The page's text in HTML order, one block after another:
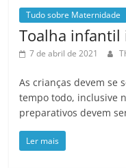
Tudo sobre Maternidade
Toalha infantil
7 de abril de 2021
As crianças devem se
tempo todo, inclusive
preparativos devem
Ler mais